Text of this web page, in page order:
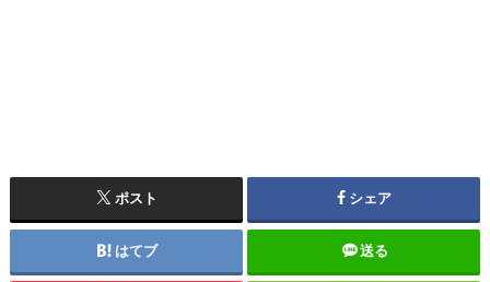
ポスト シェア
はてブ 送る